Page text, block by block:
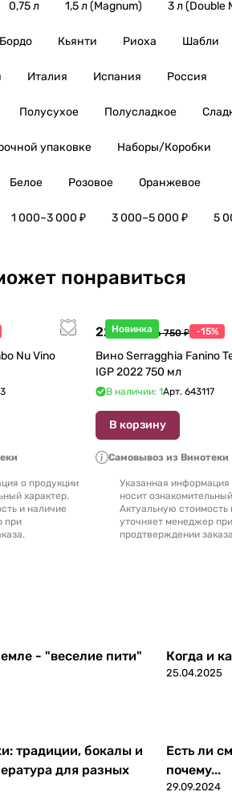
0,75 л 1,5 л (Magnum) 3 л (Double
Бордо Кьянти Риоха Шабли
Италия Испания Россия
Полусухое Полусладкое
упаковке Наборы/Коробки
Белое Розовое Оранжевое
1 000–3 000 ₽ 3 000–5 000 ₽ 5
понравиться
Nu Vino
о продукции
характер.
и наличие
при
Новинка
22 738 ₽26 750 ₽ -15%
Вино Serragghia Fanino
IGP 2022 750 мл
В наличии: 1Арт. 643117
В корзину
Самовывоз из Винотеки
Указанная информация
носит
Актуальную стоимость
уточняет менеджер при
продтверждении
- "веселие пити" Когда и
25.04.2025
традиции, бокалы и
для разных
Есть ли
почему...
29.09.2024